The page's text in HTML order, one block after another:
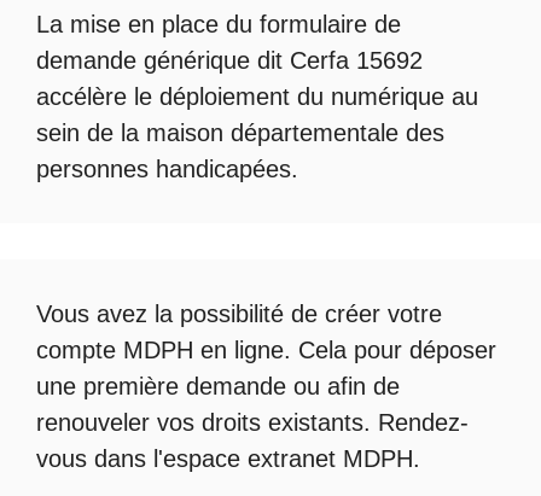
La mise en place du formulaire de
demande générique dit Cerfa 15692
accélère le déploiement du numérique au
sein de la maison départementale des
personnes handicapées.
Vous avez la possibilité de créer votre
compte MDPH en ligne. Cela pour déposer
une première demande ou afin de
renouveler vos droits existants. Rendez-
vous dans l'espace extranet MDPH.